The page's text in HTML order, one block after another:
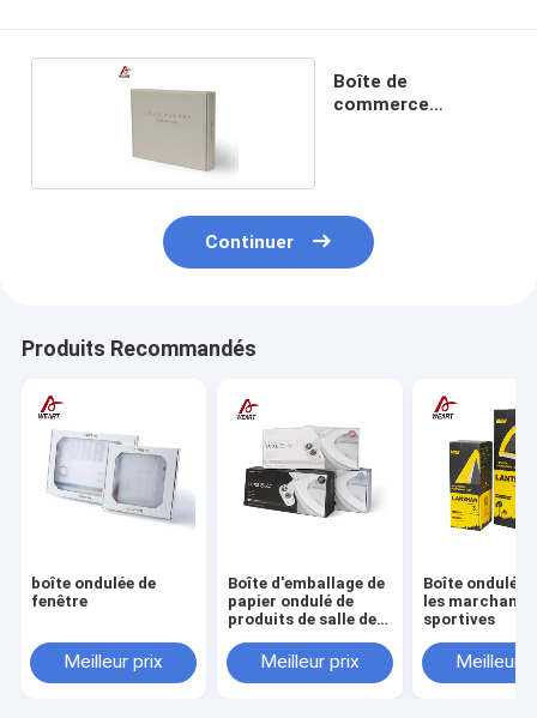
Boîte de
commerce
Continuer
Produits Recommandés
boîte ondulée de
fenêtre
Meilleur prix
Boîte d'emballage de
papier ondulé de
produits de salle de
Meilleur prix
Boîte ondulée
les
sportives
Meilleur